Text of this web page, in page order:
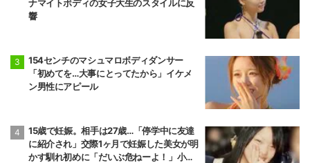
ナマイトボディの女子大生のスタイルに反
響
154センチのマシュマロボディダンサー
「初めてを…大事にとってたから」イケメ
ン男性にアピール
15歳で妊娠。相手は27歳…「停学中に友達
に紹介され」交際1ヶ月で妊娠した美女が明
かす馴れ初めに「だいぶ危ねーよ！」小森